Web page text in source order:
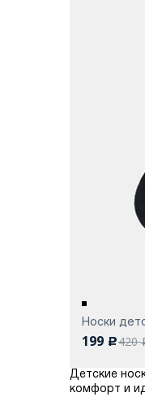
Носки
199 c420
Детские
комфорт и